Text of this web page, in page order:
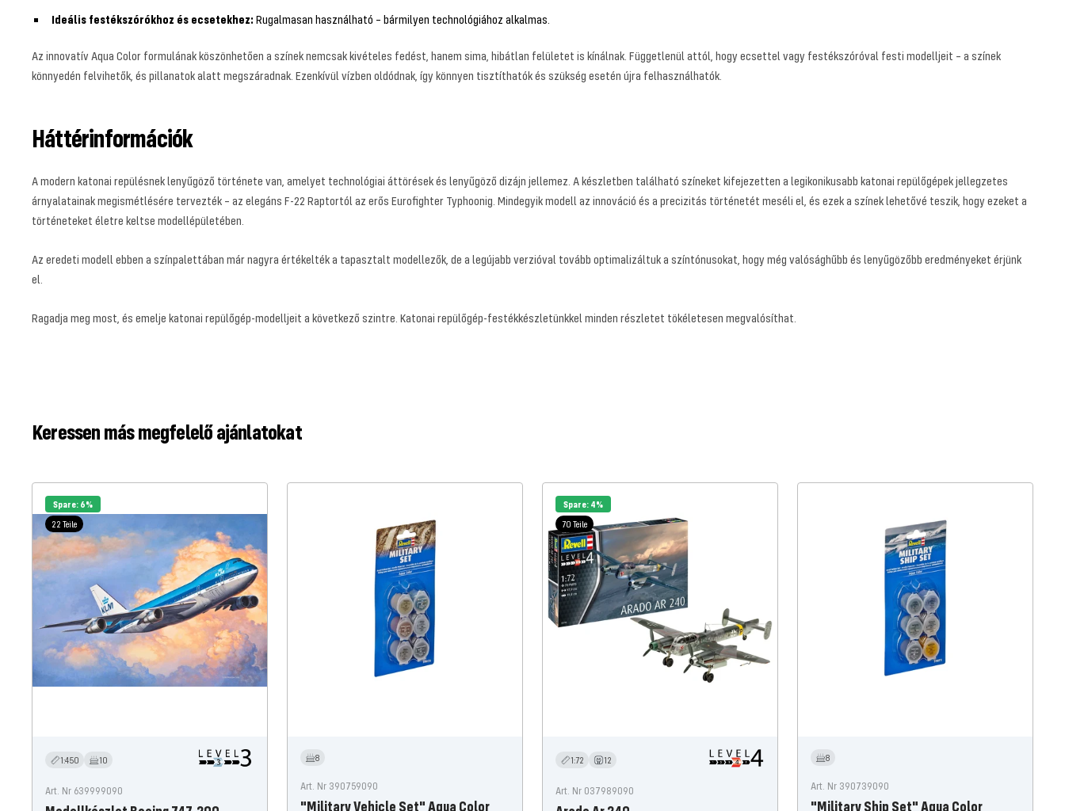
Ideális festékszórókhoz és ecsetekhez: Rugalmasan használható – bármilyen technológiához alkalmas.
Az innovatív Aqua Color formulának köszönhetően a színek nemcsak kivételes fedést, hanem sima, hibátlan felületet is kínálnak. Függetlenül attól, hogy ecsettel vagy festékszóróval festi modelljeit – a színek
könnyedén felvihetők, és pillanatok alatt megszáradnak. Ezenkívül vízben oldódnak, így könnyen tisztíthatók és szükség esetén újra felhasználhatók.
Háttérinformációk
A modern katonai repülésnek lenyűgöző története van, amelyet technológiai áttörések és lenyűgöző dizájn jellemez. A készletben található színeket kifejezetten a legikonikusabb katonai repülőgépek jellegzetes
árnyalatainak megismétlésére tervezték – az elegáns F-22 Raptortól az erős Eurofighter Typhoonig. Mindegyik modell az innováció és a precizitás történetét meséli el, és ezek a színek lehetővé teszik, hogy ezeket a
történeteket életre keltse modellépületében.
Az eredeti modell ebben a színpalettában már nagyra értékelték a tapasztalt modellezők, de a legújabb verzióval tovább optimalizáltuk a színtónusokat, hogy még valósághűbb és lenyűgözőbb eredményeket érjünk
el.
Ragadja meg most, és emelje katonai repülőgép-modelljeit a következő szintre. Katonai repülőgép-festékkészletünkkel minden részletet tökéletesen megvalósíthat.
Keressen más megfelelő ajánlatokat
Spare: 6%
22 Teile
1:450 10
Art. Nr 639999090
8
Art. Nr 390759090
"Military Vehicle Set" Aqua Color
Spare: 4%
70 Teile
1:72 12
Art. Nr 037989090
8
Art. Nr 390739090
"Military Ship Set" Aqua Color